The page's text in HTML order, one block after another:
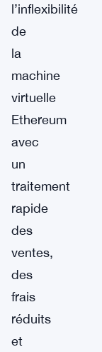
l’inflexibilité
de
la
machine
virtuelle
Ethereum
avec
un
traitement
rapide
des
ventes,
des
frais
réduits
et